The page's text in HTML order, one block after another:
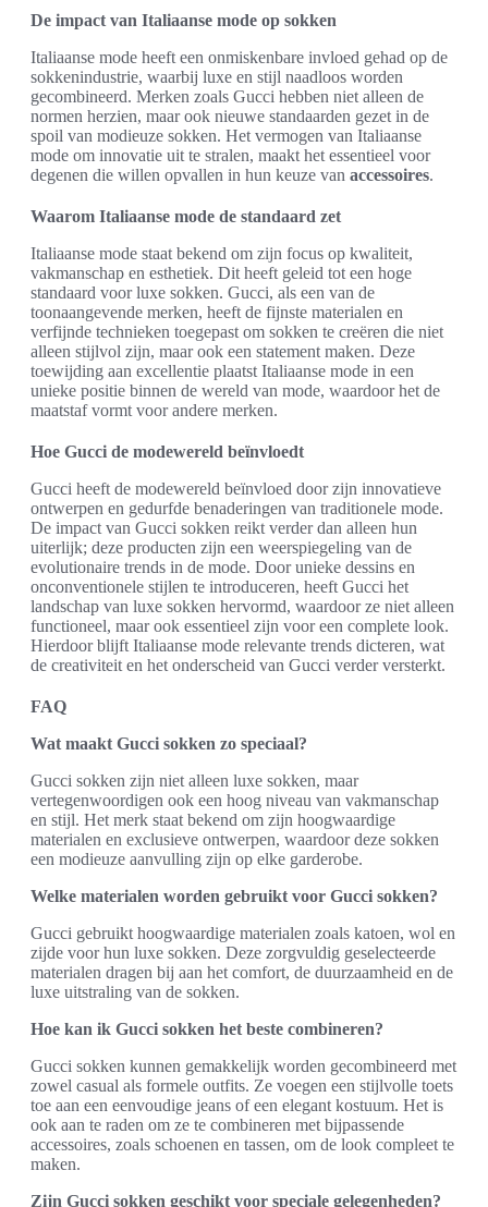
De impact van Italiaanse mode op sokken
Italiaanse mode heeft een onmiskenbare invloed gehad op de
sokkenindustrie, waarbij luxe en stijl naadloos worden
gecombineerd. Merken zoals Gucci hebben niet alleen de
normen herzien, maar ook nieuwe standaarden gezet in de
spoil van modieuze sokken. Het vermogen van Italiaanse
mode om innovatie uit te stralen, maakt het essentieel voor
degenen die willen opvallen in hun keuze van accessoires.
Waarom Italiaanse mode de standaard zet
Italiaanse mode staat bekend om zijn focus op kwaliteit,
vakmanschap en esthetiek. Dit heeft geleid tot een hoge
standaard voor luxe sokken. Gucci, als een van de
toonaangevende merken, heeft de fijnste materialen en
verfijnde technieken toegepast om sokken te creëren die niet
alleen stijlvol zijn, maar ook een statement maken. Deze
toewijding aan excellentie plaatst Italiaanse mode in een
unieke positie binnen de wereld van mode, waardoor het de
maatstaf vormt voor andere merken.
Hoe Gucci de modewereld beïnvloedt
Gucci heeft de modewereld beïnvloed door zijn innovatieve
ontwerpen en gedurfde benaderingen van traditionele mode.
De impact van Gucci sokken reikt verder dan alleen hun
uiterlijk; deze producten zijn een weerspiegeling van de
evolutionaire trends in de mode. Door unieke dessins en
onconventionele stijlen te introduceren, heeft Gucci het
landschap van luxe sokken hervormd, waardoor ze niet alleen
functioneel, maar ook essentieel zijn voor een complete look.
Hierdoor blijft Italiaanse mode relevante trends dicteren, wat
de creativiteit en het onderscheid van Gucci verder versterkt.
FAQ
Wat maakt Gucci sokken zo speciaal?
Gucci sokken zijn niet alleen luxe sokken, maar
vertegenwoordigen ook een hoog niveau van vakmanschap
en stijl. Het merk staat bekend om zijn hoogwaardige
materialen en exclusieve ontwerpen, waardoor deze sokken
een modieuze aanvulling zijn op elke garderobe.
Welke materialen worden gebruikt voor Gucci sokken?
Gucci gebruikt hoogwaardige materialen zoals katoen, wol en
zijde voor hun luxe sokken. Deze zorgvuldig geselecteerde
materialen dragen bij aan het comfort, de duurzaamheid en de
luxe uitstraling van de sokken.
Hoe kan ik Gucci sokken het beste combineren?
Gucci sokken kunnen gemakkelijk worden gecombineerd met
zowel casual als formele outfits. Ze voegen een stijlvolle toets
toe aan een eenvoudige jeans of een elegant kostuum. Het is
ook aan te raden om ze te combineren met bijpassende
accessoires, zoals schoenen en tassen, om de look compleet te
maken.
Zijn Gucci sokken geschikt voor speciale gelegenheden?